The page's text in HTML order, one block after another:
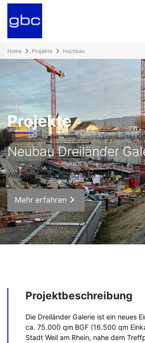
Home Projekte Hochbau
Projekte
Neubau Dreiländer
Weil am Rhein, Deutschland
Mehr erfahren
Projektbeschreibung
Die Dreiländer Galerie ist ein neues
ca. 75.000 qm BGF (16.500 qm
Stadt Weil am Rhein, nahe dem